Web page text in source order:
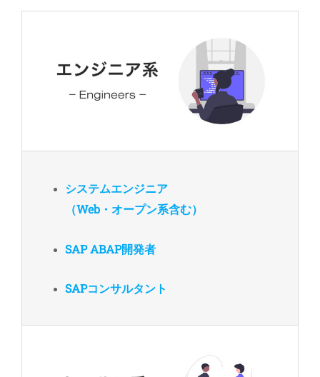
システムエンジニア
（Web・オープン系含む）
SAP ABAP開発者
SAPコンサルタント